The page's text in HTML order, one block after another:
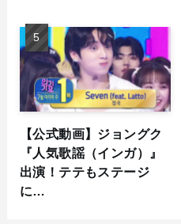
【公式動画】ジョングク
『人気歌謡（インガ）』
出演！テテもステージ
に…